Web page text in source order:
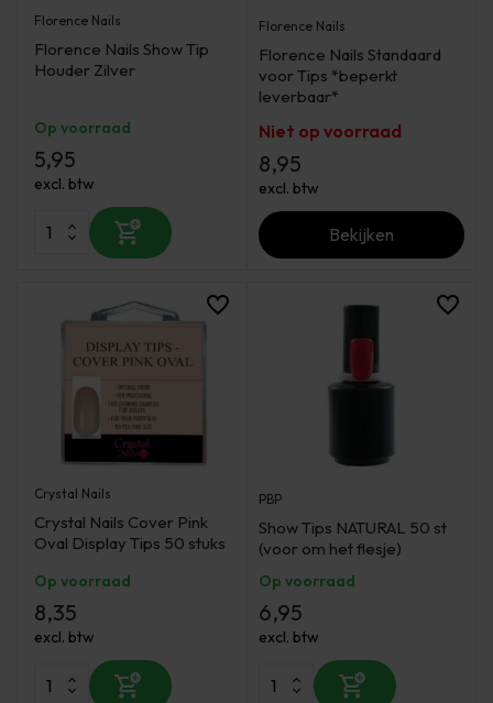
Florence Nails
Florence Nails Show Tip
Houder Zilver
Op voorraad
5,95
excl. btw
Florence Nails
Florence Nails Standaard
voor Tips *beperkt
leverbaar*
Niet op voorraad
8,95
excl. btw
Bekijken
Crystal Nails
Crystal Nails Cover Pink
Oval Display Tips 50 stuks
Op voorraad
8,35
excl. btw
PBP
Show Tips NATURAL 50 st
(voor om het flesje)
Op voorraad
6,95
excl. btw